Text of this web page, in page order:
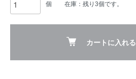
個 在庫：残り3個です。
カートに入れる